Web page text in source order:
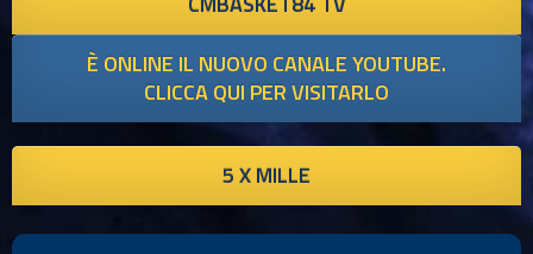
È ONLINE IL NUOVO CANALE YOUTUBE.
CLICCA QUI PER VISITARLO
5 X MILLE